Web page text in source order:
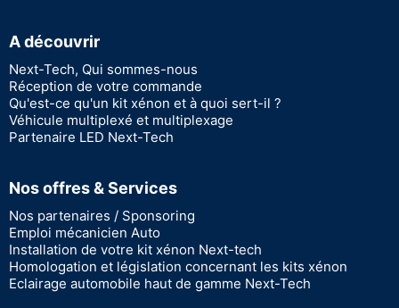
A découvrir
Next-Tech, Qui sommes-nous
Réception de votre commande
Qu'est-ce qu'un kit xénon et à quoi sert-il ?
Véhicule multiplexé et multiplexage
Partenaire LED Next-Tech
Nos offres & Services
Nos partenaires / Sponsoring
Emploi mécanicien Auto
Installation de votre kit xénon Next-tech
Homologation et législation concernant les kits xénon
Eclairage automobile haut de gamme Next-Tech